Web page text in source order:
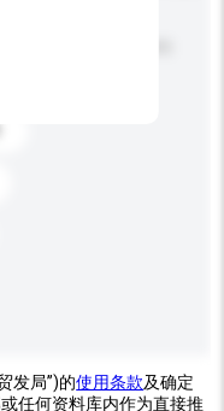
发局”)的使用条款及确定
任何资料库内作为直接推